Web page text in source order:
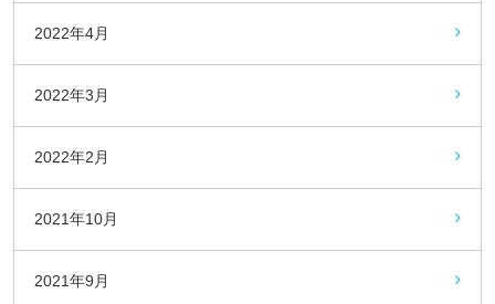
2022年4月
2022年3月
2022年2月
2021年10月
2021年9月